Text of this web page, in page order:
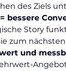
des Ziels
bessere
Story
zum
und